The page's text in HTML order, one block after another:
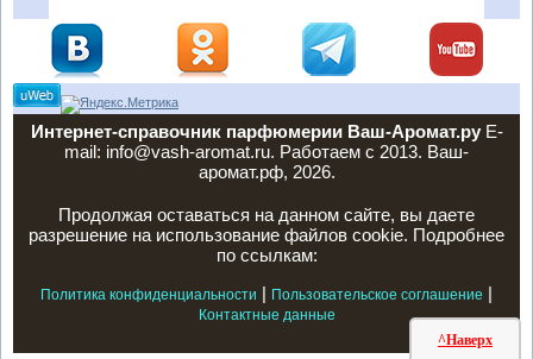
^Наверх
Интернет-справочник парфюмерии Ваш-Аромат.руE-
mail: info@vash-aromat.ru. Работаем с 2013. Ваш-
аромат.рф, 2026.
Продолжая оставаться на данном сайте, вы даете
разрешение на использование файлов cookie. Подробнее
по ссылкам:
Политика конфиденциальности | Пользовательское соглашение |
Контактные данные